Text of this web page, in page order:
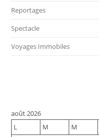
Reportages
Spectacle
Voyages Immobiles
août 2026
L
M M